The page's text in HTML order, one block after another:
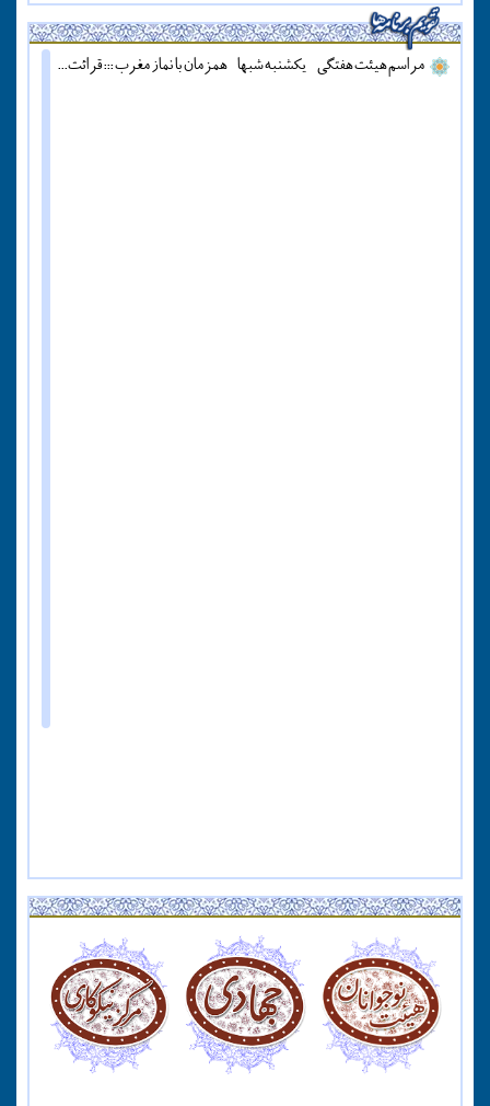
مراسم هیئت هفتگی - یکشنبه شبها - همزمان با نماز مغرب ::: قرائت دعای آل یاسین - پنج شنبه ها قبل از اذان مغرب ::: همه روزه نماز جماعت مغرب و عشاء برگزار میشود